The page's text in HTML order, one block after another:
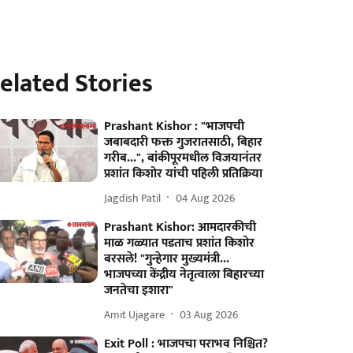
Stories
Prashant Kishor : "भाजपची
जबाबदारी फक्त गुजरातसाठी, बिहार
गरीब...", बांकीपूरमधील विजयानंतर
प्रशांत किशोर यांची पहिली प्रतिक्रिया
Jagdish Patil 04 Aug 2026
Prashant Kishor: आमदारकीची
माळ गळ्यात पडताच प्रशांत किशोर
बरसले! "गुन्हेगार मुख्यमंत्री...
भाजपच्या केंद्रीय नेतृत्वाला बिहारच्या
जनतेचा इशारा"
Amit Ujagare 03 Aug 2026
Exit Poll : भाजपचा पराभव निश्चित?